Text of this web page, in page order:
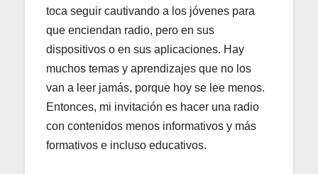
toca seguir cautivando a los jóvenes para
que enciendan radio, pero en sus
dispositivos o en sus aplicaciones. Hay
muchos temas y aprendizajes que no los
van a leer jamás, porque hoy se lee menos.
Entonces, mi invitación es hacer una radio
con contenidos menos informativos y más
formativos e incluso educativos.